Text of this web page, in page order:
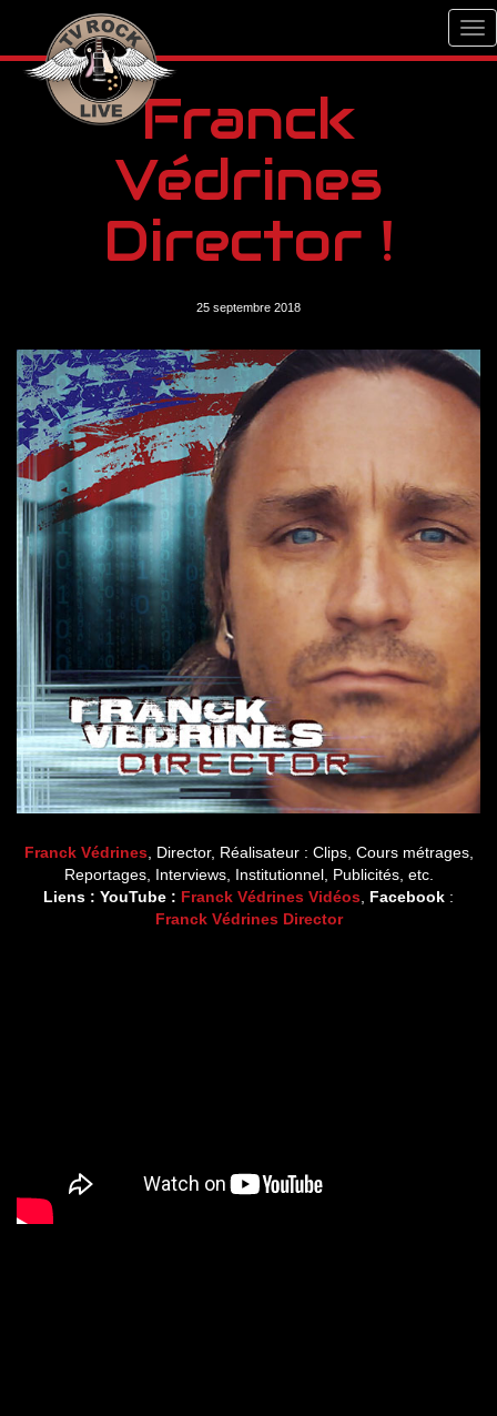
Franck
Védrines
Director !
25 septembre 2018
Franck Védrines , Director, Réalisateur : Clips, Cours métrages,
Reportages, Interviews, Institutionnel, Publicités, etc.
Liens : YouTube : Franck Védrines Vidéos Facebook :
Franck Védrines Director